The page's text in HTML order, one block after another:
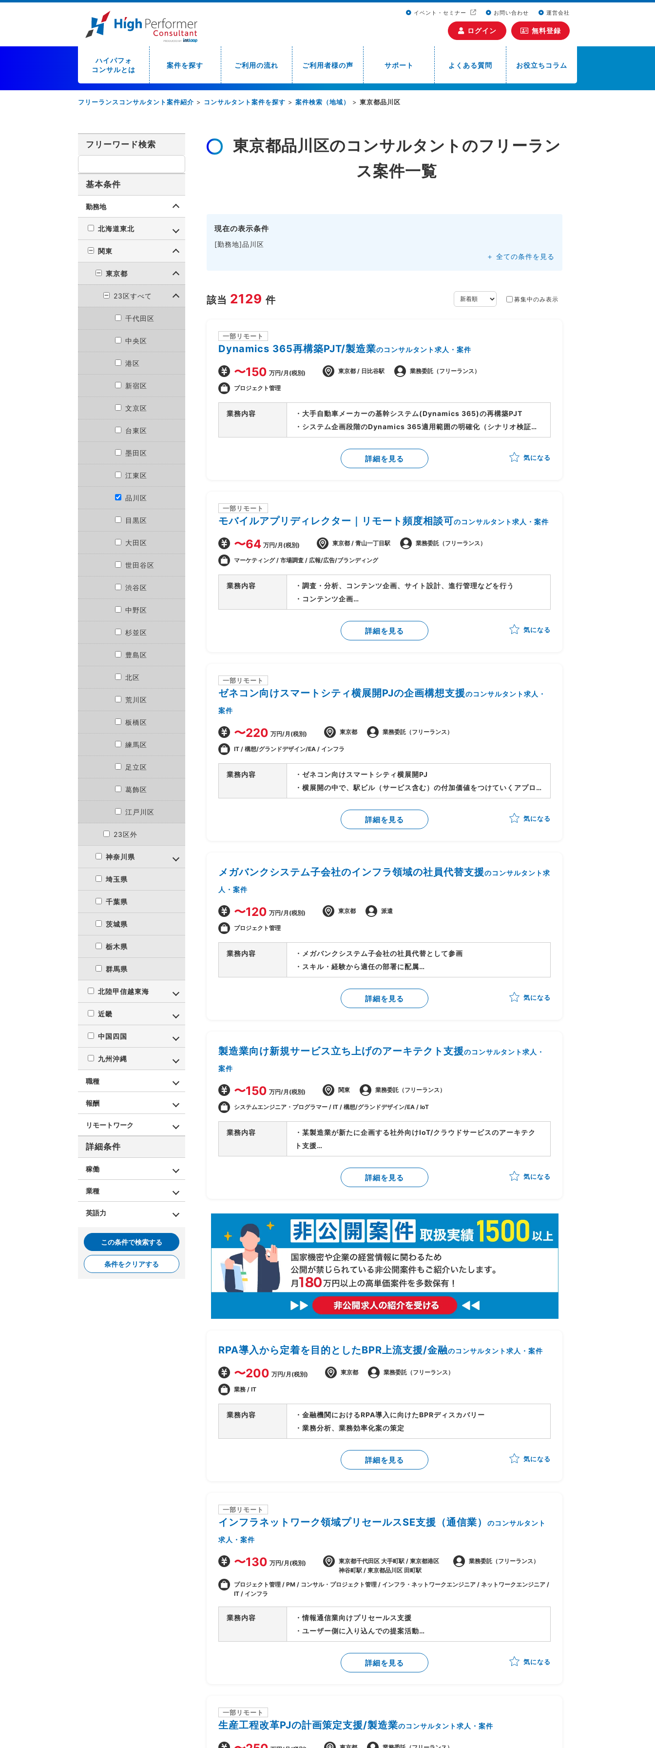
イベント・セミナー お問い合わせ 運営会社
ログイン 無料登録
ハイパフォ
コンサルとは
案件を探す ご利用の流れ ご利用者様の声 サポート よくある質問 お役立ちコラム
フリーランスコンサルタント案件紹介 > コンサルタント案件を探す > 案件検索（地域） > 東京都品川区
東京都品川区のコンサルタントのフリーラン
ス案件一覧
現在の表示条件
[勤務地]品川区
＋ 全ての条件を見る
該当 2129 件 募集中のみ表示
一部リモート
Dynamics 365再構築PJT/製造業のコンサルタント求人・案件
〜150 万円/月(税別) 東京都 / 日比谷駅 業務委託（フリーランス）
プロジェクト管理
業務内容
・大手自動車メーカーの基幹システム(Dynamics 365)の再構築PJT
・システム企画段階のDynamics 365適用範囲の明確化（シナリオ検証）
・各種ドキュメント作成
・ステークホルダーとの円滑なコミュニケーション
・クライアントの業務に合わせたシステム機能、開発手法の提案
詳細を見る 気になる
一部リモート
モバイルアプリディレクター｜リモート頻度相談可のコンサルタント求人・案件
〜64 万円/月(税別) 東京都 / 青山一丁目駅 業務委託（フリーランス）
マーケティング / 市場調査 / 広報/広告/ブランディング
業務内容
・調査・分析、コンテンツ企画、サイト設計、進行管理などを行う
・コンテンツ企画
→広い視点で市場(競合)調査・分析を行い、PDCAサイクルを意識しながら
自分のアイディアを企画提案
→要件定義(仕様設計)、システム設計等について、実際の機能部分などの落
③解決策の立案、実施(企画書作成、社内外ディレクション)
詳細を見る 気になる
一部リモート
ゼネコン向けスマートシティ横展開PJの企画構想支援のコンサルタント求人・
案件
〜220 万円/月(税別) 東京都 業務委託（フリーランス）
IT / 構想/グランドデザイン/EA / インフラ
業務内容
・ゼネコン向けスマートシティ横展開PJ
・横展開の中で、駅ビル（サービス含む）の付加価値をつけていくアプロ
ーチを検討
・駅ビルに必要なサービスやアプリの要件を吸い出し、検討
・要件から駅ビル内のサービスズやNW構成を絵に起こし、提案
詳細を見る 気になる
メガバンクシステム子会社のインフラ領域の社員代替支援のコンサルタント求
人・案件
〜120 万円/月(税別) 東京都 派遣
プロジェクト管理
業務内容
・メガバンクシステム子会社の社員代替として参画
・スキル・経験から適任の部署に配属
・領域は市場系、リスク管理系、国際系、情報系となります。
・社員代替として、下記業務を実施予定
-プロジェクトの企画、立案、推進
詳細を見る 気になる
製造業向け新規サービス立ち上げのアーキテクト支援のコンサルタント求人・
案件
〜150 万円/月(税別) 関東 業務委託（フリーランス）
システムエンジニア・プログラマー / IT / 構想/グランドデザイン/EA / IoT
業務内容
・某製造業が新たに企画する社外向けIoT/クラウドサービスのアーキテク
ト支援
・システム化要件定義や開発工程において、事業会社側の立場からシステ
ム全体のアーキテクチャを実施
・外部のアーキテクチャ有識者と共にアーキテクチャ/データモデル/データ
・堅実な社風の中でIT/IoT/開発スタイルのトレンドに敏感に反応し、周囲
の社員と調和を取りながら新たな取り組みを推進
詳細を見る 気になる
RPA導入から定着を目的としたBPR上流支援/金融のコンサルタント求人・案件
〜200 万円/月(税別) 東京都 業務委託（フリーランス）
業務 / IT
業務内容
・金融機関におけるRPA導入に向けたBPRディスカバリー
・業務分析、業務効率化案の策定
詳細を見る 気になる
一部リモート
インフラネットワーク領域プリセールスSE支援（通信業）
のコンサルタント
求人・案件
〜130 万円/月(税別)
東京都千代田区 大手町駅 / 東京都港区
神谷町駅 / 東京都品川区 田町駅
業務委託（フリーランス）
プロジェクト管理 / PM / コンサル・プロジェクト管理 / インフラ・ネットワークエンジニア / ネットワークエンジニア /
IT / インフラ
業務内容
・情報通信業向けプリセールス支援
・ユーザー側に入り込んでの提案活動
・特定の組織、チームに対して提案～超上流工程へ主体的に提案業務を行
・営業担当者/SEと共に下記提案業務を実施
ジネスとして想定
詳細を見る 気になる
一部リモート
生産工程改革PJの計画策定支援/製造業のコンサルタント求人・案件
フリーワード検索
基本条件
勤務地
北海道東北
関東
東京都
23区すべて
千代田区
中央区
港区
新宿区
文京区
台東区
墨田区
江東区
品川区
目黒区
大田区
世田谷区
渋谷区
中野区
杉並区
豊島区
北区
荒川区
板橋区
練馬区
足立区
葛飾区
江戸川区
23区外
神奈川県
埼玉県
千葉県
茨城県
栃木県
群馬県
北陸甲信越東海
近畿
中国四国
九州沖縄
職種
報酬
リモートワーク
詳細条件
稼働
業種
英語力
この条件で検索する
条件をクリアする